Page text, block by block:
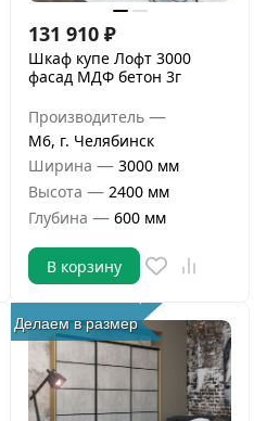
131 910 ₽
Шкаф купе Лофт 3000
фасад МДФ бетон 3г
Производитель —
М6, г. Челябинск
Ширина — 3000 мм
Высота — 2400 мм
Глубина — 600 мм
В корзину
Делаем в размер